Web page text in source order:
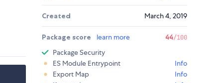
Created March 4, 2019
Package score learn more 44/100
Package Security
ES Module Entrypoint
Info
Export Map
Info